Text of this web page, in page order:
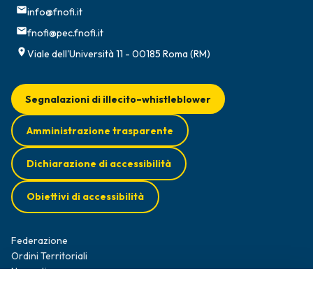
info@fnofi.it
fnofi@pec.fnofi.it
Viale dell'Università 11 - 00185 Roma (RM)
Federazione
Ordini Territoriali
Normative
Segnalazioni di illecito–whistleblower
Amministrazione trasparente
Dichiarazione di accessibilità
Obiettivi di accessibilità